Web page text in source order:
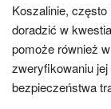
Koszalinie, często
doradzić w
pomoże również
zweryfikowaniu
bezpieczeństwa